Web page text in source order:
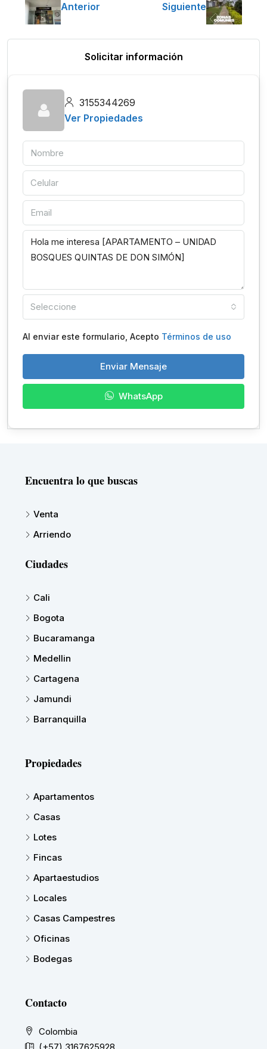
Anterior Siguiente
Solicitar información
3155344269
Ver Propiedades
Seleccione
Al enviar este formulario, Acepto Términos de uso
Enviar Mensaje
WhatsApp
Encuentra lo que buscas
Venta
Arriendo
Ciudades
Cali
Bogota
Bucaramanga
Medellin
Cartagena
Jamundi
Barranquilla
Propiedades
Apartamentos
Casas
Lotes
Fincas
Apartaestudios
Locales
Casas Campestres
Oficinas
Bodegas
Contacto
Colombia